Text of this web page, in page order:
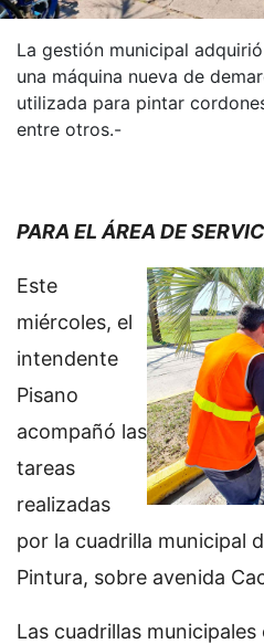
La gestión municipal
una máquina nueva de
utilizada para pintar
entre otros.-
PARA EL ÁREA DE
Este
miércoles, el
intendente
Pisano
acompañó las
tareas
realizadas
por la cuadrilla municipal
Pintura, sobre avenida
Las cuadrillas